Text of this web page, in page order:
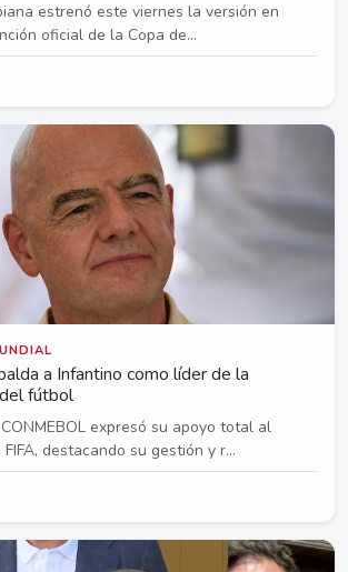
estrenó este viernes la versión en
oficial de la Copa de...
a Infantino como líder de la
fútbol
expresó su apoyo total al
destacando su gestión y r...